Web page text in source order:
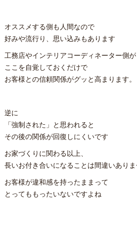
オススメする側も人間なので
好みや流行り、思い込みもあります
工務店やインテリアコーディネーター側が
ここを自覚しておくだけで
お客様との信頼関係がグッと高まります。
逆に
「強制された」と思われると
その後の関係が回復しにくいです
お家づくりに関わる以上、
長いお付き合いになることは間違いありま
お客様が違和感を持ったままって
とってももったいないですよね